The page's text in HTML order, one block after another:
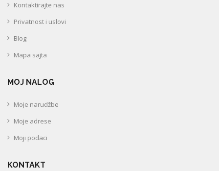
Kontaktirajte nas
Privatnost i uslovi
Blog
Mapa sajta
MOJ NALOG
Moje narudžbe
Moje adrese
Moji podaci
KONTAKT